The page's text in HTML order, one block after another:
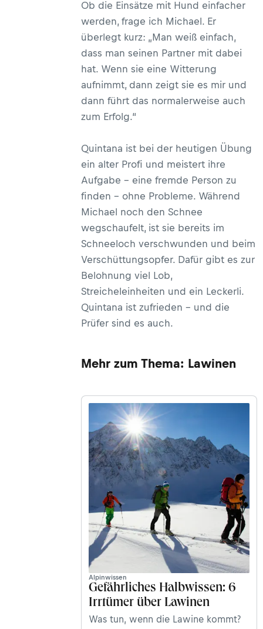
Ob die Einsätze mit Hund einfacher
werden, frage ich Michael. Er
überlegt kurz: „Man weiß einfach,
dass man seinen Partner mit dabei
hat. Wenn sie eine Witterung
aufnimmt, dann zeigt sie es mir und
dann führt das normalerweise auch
zum Erfolg.“
Quintana ist bei der heutigen Übung
ein alter Profi und meistert ihre
Aufgabe – eine fremde Person zu
finden – ohne Probleme. Während
Michael noch den Schnee
wegschaufelt, ist sie bereits im
Schneeloch verschwunden und beim
Verschüttungsopfer. Dafür gibt es zur
Belohnung viel Lob,
Streicheleinheiten und ein Leckerli.
Quintana ist zufrieden – und die
Prüfer sind es auch.
Mehr zum Thema: Lawinen
Alpinwissen
Gefährliches Halbwissen: 6
Irrtümer über Lawinen
Was tun, wenn die Lawine kommt?